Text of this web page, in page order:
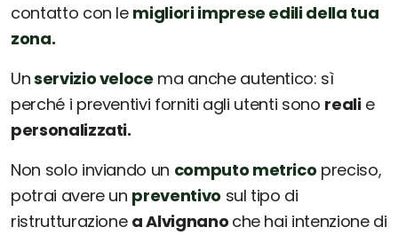
contatto con le migliori imprese edili della tua
zona.
Unservizio veloce ma anche autentico: sì
perché i preventivi forniti agli utenti sono realie
personalizzati.
Non solo inviando un computo metrico preciso,
potrai avere un preventivo sul tipo di
ristrutturazione a Alvignano che hai intenzione di